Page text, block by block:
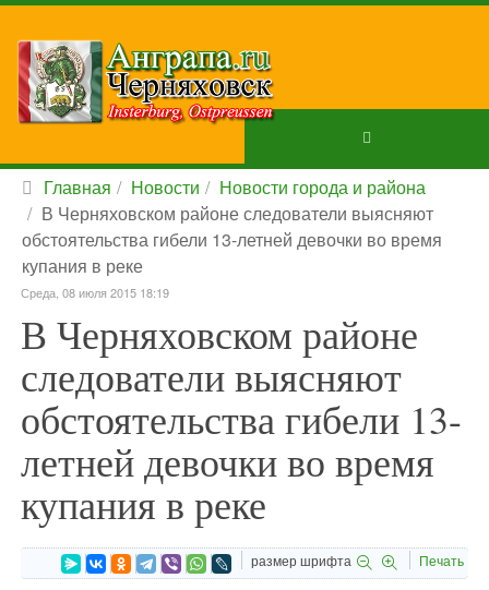
Главная Новости
Новости города и района
В Черняховском районе следователи выясняют
обстоятельства гибели 13-летней девочки во время
купания в реке
Среда, 08 июля 2015 18:19
В Черняховском районе
следователи выясняют
обстоятельства гибели 13-
летней девочки во время
купания в реке
размер шрифта Печать